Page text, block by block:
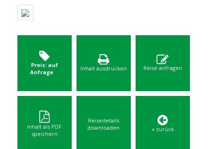
Preis: auf
Anfrage
Inhalt ausdrucken Reise anfragen
Inhalt als PDF
speichern
Reisedetails
downloaden
« zurück